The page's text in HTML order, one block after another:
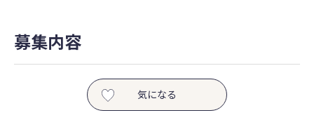
募集内容
気になる